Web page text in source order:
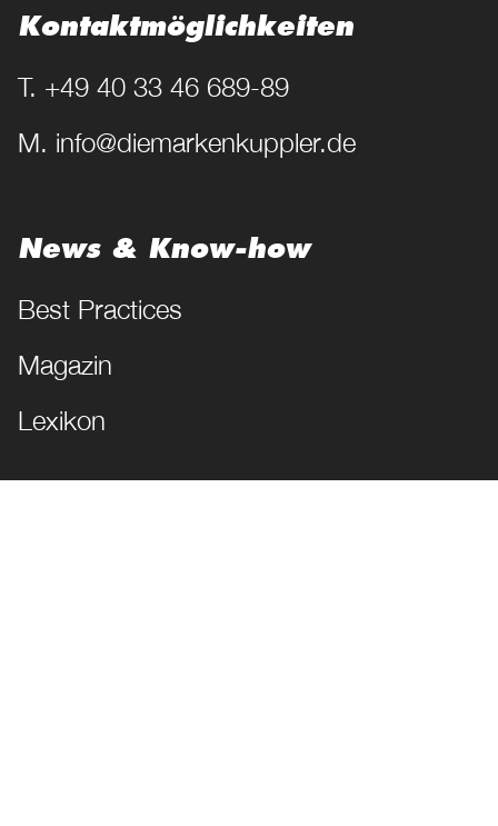
Kontakt­möglichkeiten
T. +49 40 33 46 689-89
M. info@diemarkenkuppler.de
News & Know-how
Best Practices
Magazin
Lexikon